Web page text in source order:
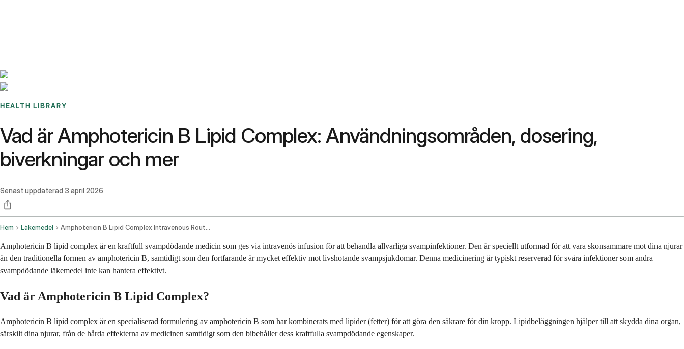
HEALTH LIBRARY
Vad är Amphotericin B Lipid Complex: Användningsområden, dosering,
biverkningar och mer
Senast uppdaterad 3 april 2026
Hem Läkemedel Amphotericin B Lipid Complex Intravenous Route Injection Route
Amphotericin B lipid complex är en kraftfull svampdödande medicin som ges via intravenös infusion för att behandla allvarliga svampinfektioner. Den är speciellt utformad för att vara skonsammare mot dina njurar
än den traditionella formen av amphotericin B, samtidigt som den fortfarande är mycket effektiv mot livshotande svampsjukdomar. Denna medicinering är typiskt reserverad för svåra infektioner som andra
svampdödande läkemedel inte kan hantera effektivt.
Vad är Amphotericin B Lipid Complex?
Amphotericin B lipid complex är en specialiserad formulering av amphotericin B som har kombinerats med lipider (fetter) för att göra den säkrare för din kropp. Lipidbeläggningen hjälper till att skydda dina organ,
särskilt dina njurar, från de hårda effekterna av medicinen samtidigt som den bibehåller dess kraftfulla svampdödande egenskaper.